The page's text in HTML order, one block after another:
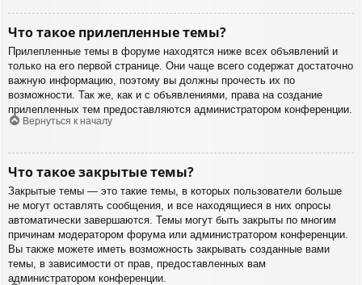
Что такое прилепленные темы?
Прилепленные темы в форуме находятся ниже всех объявлений и
только на его первой странице. Они чаще всего содержат достаточно
важную информацию, поэтому вы должны прочесть их по
возможности. Так же, как и с объявлениями, права на создание
прилепленных тем предоставляются администратором конференции.
Вернуться к началу
Что такое закрытые темы?
Закрытые темы — это такие темы, в которых пользователи больше
не могут оставлять сообщения, и все находящиеся в них опросы
автоматически завершаются. Темы могут быть закрыты по многим
причинам модератором форума или администратором конференции.
Вы также можете иметь возможность закрывать созданные вами
темы, в зависимости от прав, предоставленных вам
администратором конференции.